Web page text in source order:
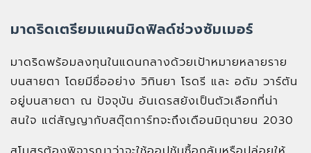
มาดริดเตรียมแผนมิดฟิลด์ช่วงซัมเมอร์
มาดริดพร้อมลงทุนในแดนกลางด้วยเป้าหมายหลายราย
บนสายตา โดยมีชื่ออย่าง วิทินยา โรดรี และ อดัม วาร์ตัน
อยู่บนสายตา ณ ปัจจุบัน อันเดรสยังเป็นตัวเลือกที่น่า
สนใจ แต่สัญญากับสตุ๊ตการ์ทจะถึงเดือนมิถุนายน 2030